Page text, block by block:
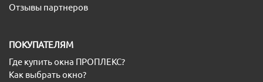
Отзывы партнеров
ПОКУПАТЕЛЯМ
Где купить окна ПРОПЛЕКС?
Как выбрать окно?